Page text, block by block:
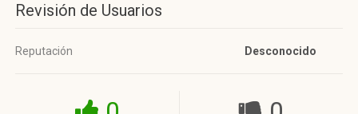
Revisión de Usuarios
Reputación Desconocido